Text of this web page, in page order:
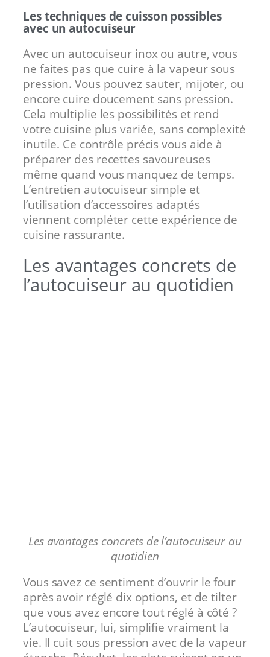
Les techniques de cuisson possibles
avec un autocuiseur
Avec un autocuiseur inox ou autre, vous
ne faites pas que cuire à la vapeur sous
pression. Vous pouvez sauter, mijoter, ou
encore cuire doucement sans pression.
Cela multiplie les possibilités et rend
votre cuisine plus variée, sans complexité
inutile. Ce contrôle précis vous aide à
préparer des recettes savoureuses
même quand vous manquez de temps.
L’entretien autocuiseur simple et
l’utilisation d’accessoires adaptés
viennent compléter cette expérience de
cuisine rassurante.
Les avantages concrets de
l’autocuiseur au quotidien
Les avantages concrets de l’autocuiseur au
quotidien
Vous savez ce sentiment d’ouvrir le four
après avoir réglé dix options, et de tilter
que vous avez encore tout réglé à côté ?
L’autocuiseur, lui, simplifie vraiment la
vie. Il cuit sous pression avec de la vapeur